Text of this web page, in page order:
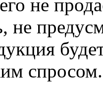
не
не
спросом.